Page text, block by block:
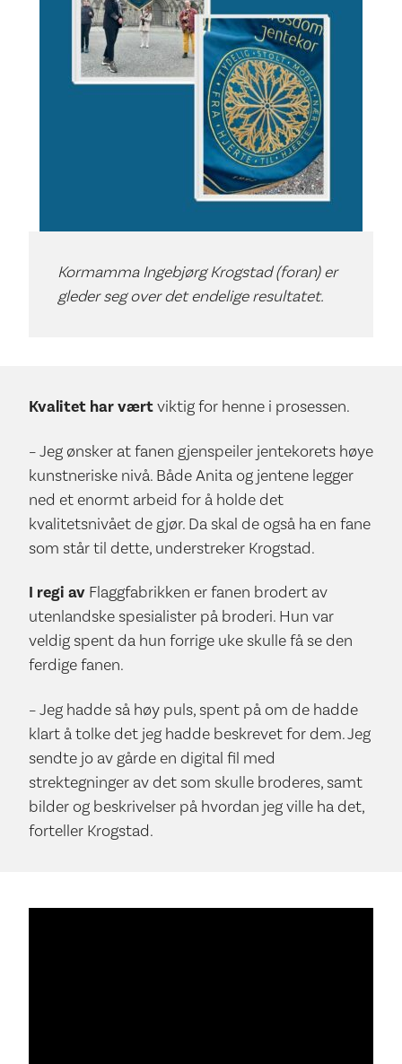
Kormamma Ingebjørg Krogstad (foran) er
gleder seg over det endelige resultatet.
Kvalitet har værtviktig for henne i prosessen.
– Jeg ønsker at fanen gjenspeiler jentekorets høye
kunstneriske nivå. Både Anita og jentene legger
ned et enormt arbeid for å holde det
kvalitetsnivået de gjør. Da skal de også ha en fane
som står til dette, understreker Krogstad.
I regi av Flaggfabrikken er fanen brodert av
utenlandske spesialister på broderi. Hun var
veldig spent da hun forrige uke skulle få se den
ferdige fanen.
– Jeg hadde så høy puls, spent på om de hadde
klart å tolke det jeg hadde beskrevet for dem. Jeg
sendte jo av gårde en digital fil med
strektegninger av det som skulle broderes, samt
bilder og beskrivelser på hvordan jeg ville ha det,
forteller Krogstad.